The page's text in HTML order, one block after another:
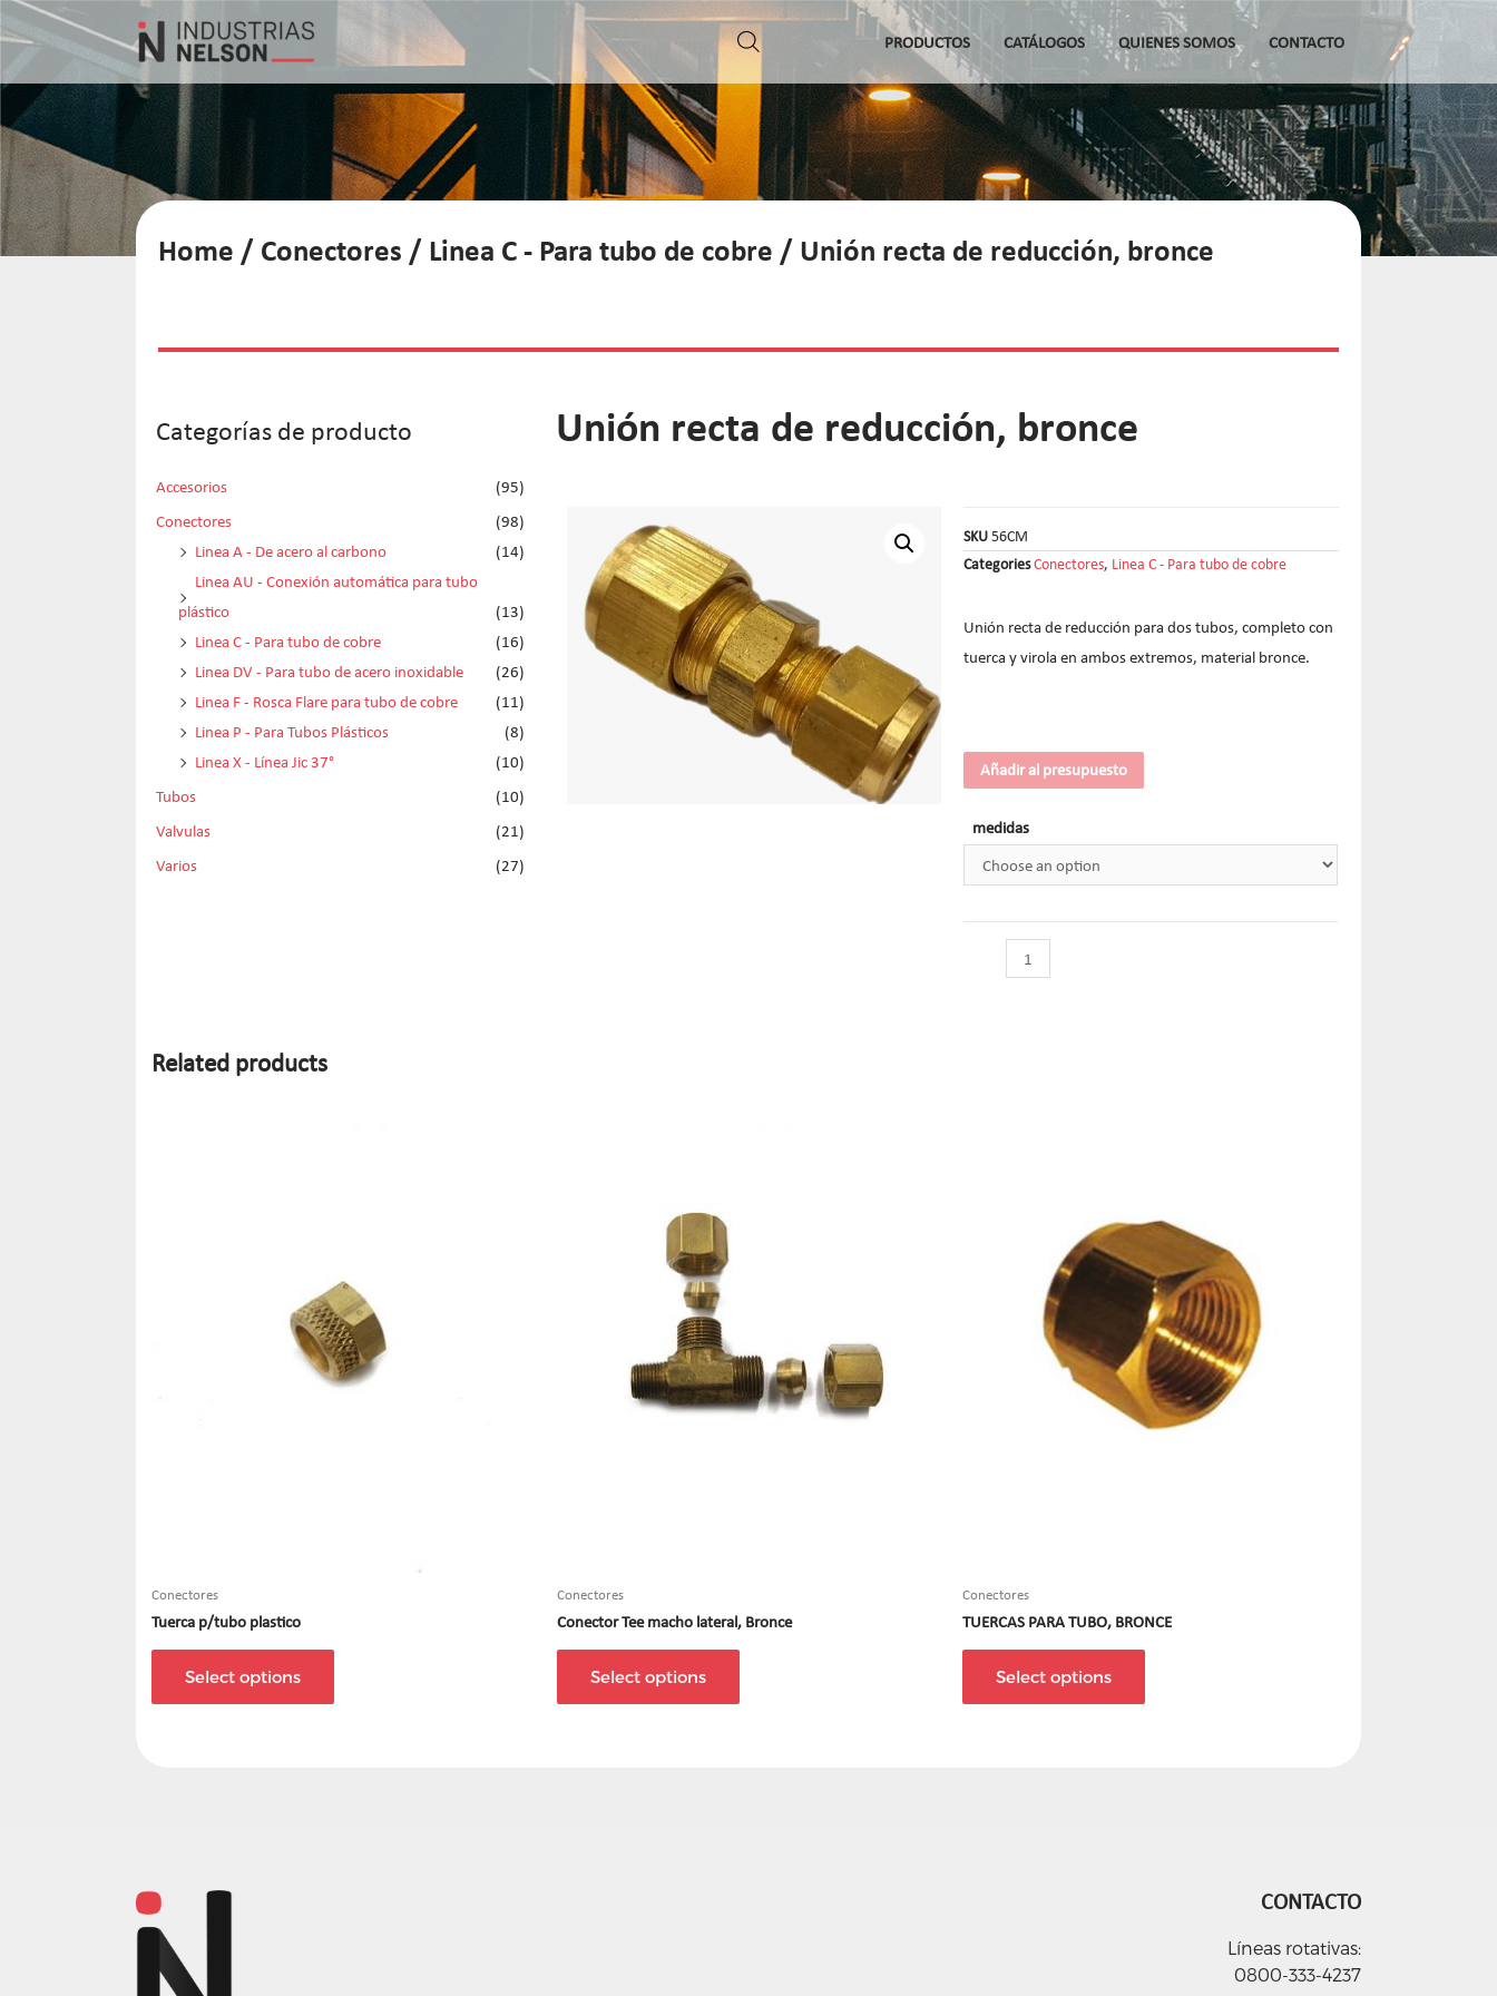
PRODUCTOS CATÁLOGOS QUIENES SOMOS CONTACTO
Home / Conectores / Linea C - Para tubo de cobre / Unión recta de reducción, bronce
Categorías de producto
Accesorios
(95)
Conectores
(98)
Linea A - De acero al carbono
(14)
Linea AU - Conexión automática para tubo
plástico
(13)
Linea C - Para tubo de cobre
(16)
Linea DV - Para tubo de acero inoxidable
(26)
Linea F - Rosca Flare para tubo de cobre
(11)
Linea P - Para Tubos Plásticos
(8)
Linea X - Línea Jic 37°
(10)
Tubos
(10)
Valvulas
(21)
Varios
(27)
Unión recta de reducción, bronce
SKU56CM
CategoriesConectores, Linea C - Para tubo de cobre
Unión recta de reducción para dos tubos, completo con
tuerca y virola en ambos extremos, material bronce.
Añadir al presupuesto
medidas
Related products
Conectores
Tuerca p/tubo plastico
Select options
Conectores
Conector Tee macho lateral, Bronce
Select options
Conectores
TUERCAS PARA TUBO, BRONCE
Select options
CONTACTO
Líneas rotativas:
0800-333-4237